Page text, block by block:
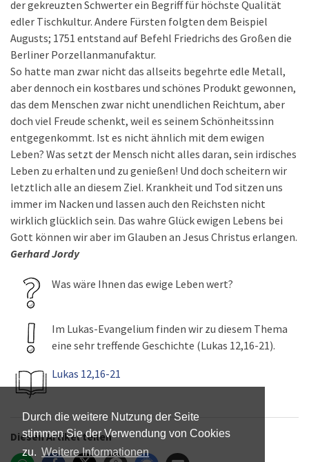
Durch die weitere Nutzung der Seite
stimmen Sie der Verwendung von Cookies
zu. Weitere Informationen
der gekreuzten Schwerter ein Begriff für höchste Qualität
edler Tischkultur. Andere Fürsten folgten dem Beispiel
Augusts; 1751 entstand auf Befehl Friedrichs des Großen die
Berliner Porzellanmanufaktur.
So hatte man zwar nicht das allseits begehrte edle Metall,
aber dennoch ein kostbares und schönes Produkt gewonnen,
das dem Menschen zwar nicht unendlichen Reichtum, aber
doch viel Freude schenkt, weil es seinem Schönheitssinn
entgegenkommt. Ist es nicht ähnlich mit dem ewigen
Leben? Was setzt der Mensch nicht alles daran, sein irdisches
Leben zu erhalten und zu genießen! Und doch scheitern wir
letztlich alle an diesem Ziel. Krankheit und Tod sitzen uns
immer im Nacken und lassen auch den Reichsten nicht
wirklich glücklich sein. Das wahre Glück ewigen Lebens bei
Gott können wir aber im Glauben an Jesus Christus erlangen.
Gerhard Jordy
Was wäre Ihnen das ewige Leben wert?
Im Lukas-Evangelium finden wir zu diesem Thema
eine sehr treffende Geschichte (Lukas 12,16-21).
Lukas 12,16-21
Diesen Artikel teilen